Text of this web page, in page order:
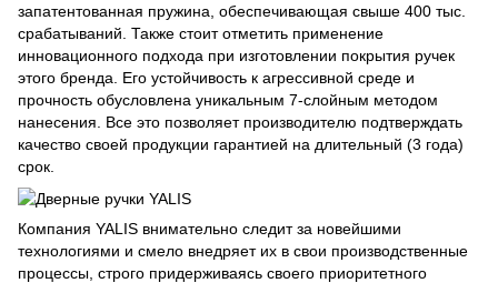
запатентованная пружина, обеспечивающая свыше 400 тыс.
срабатываний. Также стоит отметить применение
инновационного подхода при изготовлении покрытия ручек
этого бренда. Его устойчивость к агрессивной среде и
прочность обусловлена уникальным 7-слойным методом
нанесения. Все это позволяет производителю подтверждать
качество своей продукции гарантией на длительный (3 года)
срок.
Компания YALIS внимательно следит за новейшими
технологиями и смело внедряет их в свои производственные
процессы, строго придерживаясь своего приоритетного